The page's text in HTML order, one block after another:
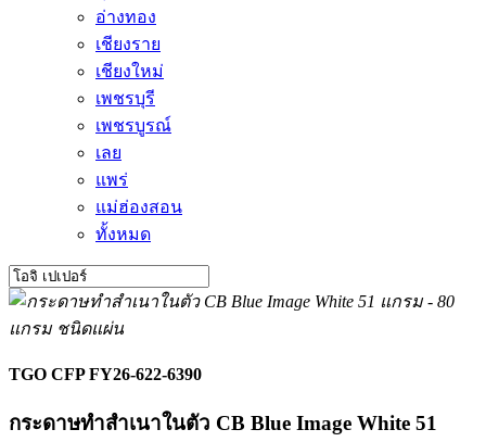
อ่างทอง
เชียงราย
เชียงใหม่
เพชรบุรี
เพชรบูรณ์
เลย
แพร่
แม่ฮ่องสอน
ทั้งหมด
TGO CFP FY26-622-6390
กระดาษทำสำเนาในตัว CB Blue Image White 51